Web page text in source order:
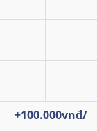
+100.000vnđ/